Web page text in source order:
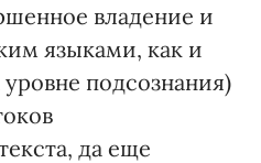
владение и
языками, как и
подсознания)
да еще